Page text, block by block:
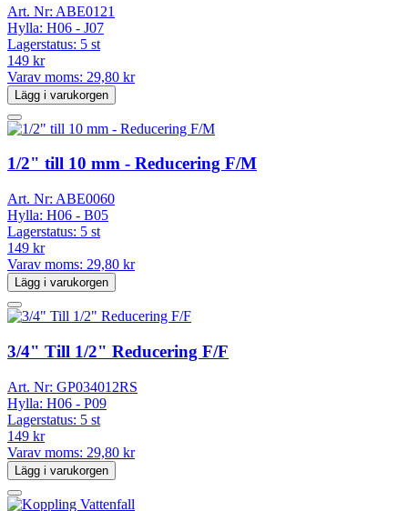
Art. Nr: ABE0121
Hylla: H06 - J07
Lagerstatus: 5 st
149 kr
Varav moms: 29,80 kr
Lägg i varukorgen
1/2" till 10 mm - Reducering F/M
Art. Nr: ABE0060
Hylla: H06 - B05
Lagerstatus: 5 st
149 kr
Varav moms: 29,80 kr
Lägg i varukorgen
3/4" Till 1/2" Reducering F/F
Art. Nr: GP034012RS
Hylla: H06 - P09
Lagerstatus: 5 st
149 kr
Varav moms: 29,80 kr
Lägg i varukorgen